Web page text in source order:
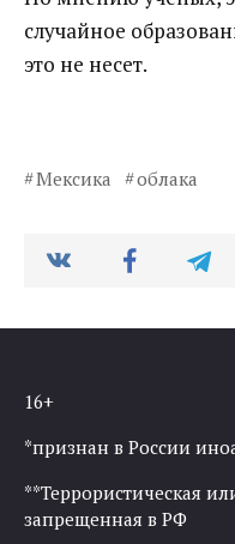
случайное
это не несет.
Мексика облака
16+
*признан в России
**Террористическая
запрещенная в РФ